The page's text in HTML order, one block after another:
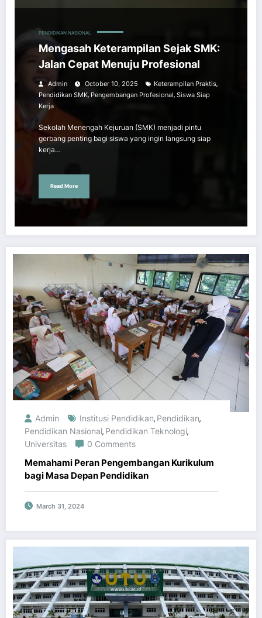
PENDIDIKAN NASIONAL
Mengasah Keterampilan Sejak SMK:
Jalan Cepat Menuju Profesional
Admin October 10, 2025 Keterampilan Praktis,
Pendidikan SMK, Pengembangan Profesional, Siswa Siap
Kerja
Sekolah Menengah Kejuruan (SMK) menjadi pintu
gerbang penting bagi siswa yang ingin langsung siap
kerja…
Read More
Admin Institusi Pendidikan, Pendidikan,
Pendidikan Nasional, Pendidikan Teknologi,
Universitas
0 Comments
Memahami Peran Pengembangan Kurikulum
bagi Masa Depan Pendidikan
March 31, 2024